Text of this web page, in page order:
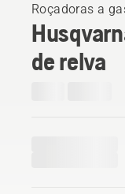
Roçadoras a
de relva